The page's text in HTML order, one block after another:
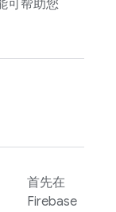
可帮助您
首先在
Firebase